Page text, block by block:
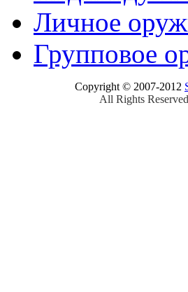
Личное
Групповое
Copyright © 2007-2012
All Rights